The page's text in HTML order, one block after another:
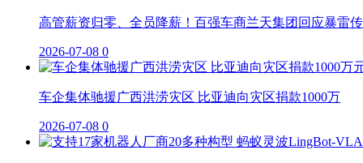
高管薪资归零、全员降薪！百强车商兰天集团回应暴雷
2026-07-08 0
车企集体驰援广西洪涝灾区 比亚迪向灾区捐款1000万
2026-07-08 0